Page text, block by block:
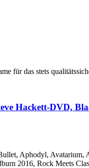
für das stets
Hackett-DVD,
Aphodyl,
2016, Rock Meets